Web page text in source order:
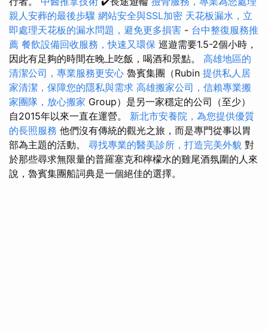
親人安葬的最後步驟 網站安全與SSL加密 天花板漏水，立
即處理天花板的漏水問題，避免更多損害 - 台中整復服務推
薦 餐飲設備回收服務，快速又環保 巡遊需要1.5-2個小時，
因此有足夠的時間在晚上吃飯，喝酒和景點。 高雄地區的
清潔公司，專業服務更安心 魯賓集團（Rubin 提供私人居
家清潔，保障您的隱私與需求 高雄搬家公司，信賴專業搬
家團隊，放心搬家 Group）是另一家穩定的公司（至少）
自2015年以來一直在運營。 新北市安養院，為您提供優質
的長照服務 他們沒有傳統的觀光之旅，而是專門從事以胃
部為主題的活動。 尋找專業的醫美診所，打造完美外貌 對
於那些尋求無限量的普羅塞克和檸檬水的雞尾酒氛圍的人來
說，魯賓集團船詞典是一個絕佳的選擇。